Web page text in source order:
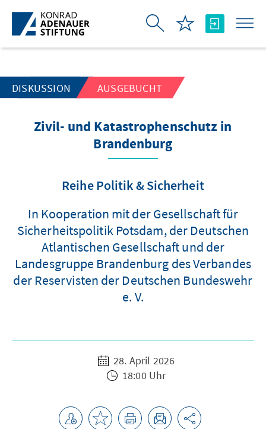
Zum Hauptinhalt springen
DISKUSSION AUSGEBUCHT
Zivil- und Katastrophenschutz in
Brandenburg
Reihe Politik & Sicherheit
In Kooperation mit der Gesellschaft für
Sicherheitspolitik Potsdam, der Deutschen
Atlantischen Gesellschaft und der
Landesgruppe Brandenburg des Verbandes
der Reservisten der Deutschen Bundeswehr
e. V.
28. April 2026
18:00 Uhr